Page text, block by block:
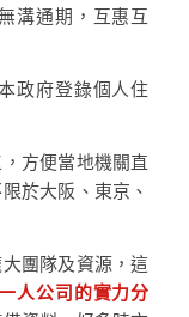
溝通期，互惠互
政府登錄個人住
方便當地機關直
於大阪、東京、
團隊及資源，這
人公司的實力分